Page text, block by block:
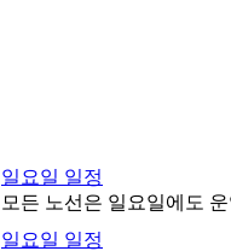
일요일 일정
모든 노선은 일요일에도
일요일 일정